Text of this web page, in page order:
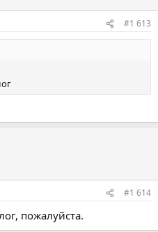
#1 613
#1 614
пожалуйста.